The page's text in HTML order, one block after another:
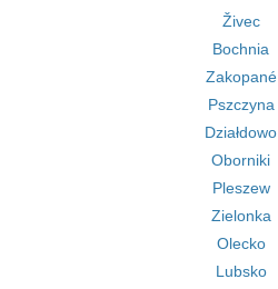
Živec
Bochnia
Zakopané
Pszczyna
Działdowo
Oborniki
Pleszew
Zielonka
Olecko
Lubsko